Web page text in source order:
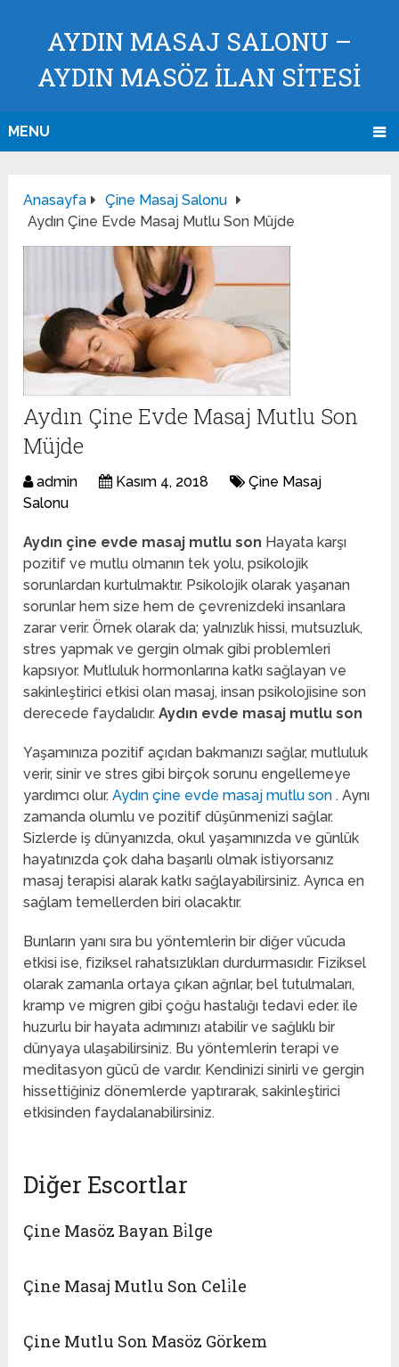
AYDIN MASAJ SALONU –
AYDIN MASÖZ İLAN SİTESİ
MENU
Anasayfa
Çine Masaj Salonu
Aydın Çine Evde Masaj Mutlu Son Müjde
Aydın Çine Evde Masaj Mutlu Son
Müjde
admin Kasım 4, 2018
Çine Masaj
Salonu
Aydın çine evde masaj mutlu son Hayata karşı
pozitif ve mutlu olmanın tek yolu, psikolojik
sorunlardan kurtulmaktır. Psikolojik olarak yaşanan
sorunlar hem size hem de çevrenizdeki insanlara
zarar verir. Örnek olarak da; yalnızlık hissi, mutsuzluk,
stres yapmak ve gergin olmak gibi problemleri
kapsıyor. Mutluluk hormonlarına katkı sağlayan ve
sakinleştirici etkisi olan masaj, insan psikolojisine son
derecede faydalıdır.Aydın evde masaj mutlu son
Yaşamınıza pozitif açıdan bakmanızı sağlar, mutluluk
verir, sinir ve stres gibi birçok sorunu engellemeye
yardımcı olur.Aydın çine evde masaj mutlu son. Aynı
zamanda olumlu ve pozitif düşünmenizi sağlar.
Sizlerde iş dünyanızda, okul yaşamınızda ve günlük
hayatınızda çok daha başarılı olmak istiyorsanız
masaj terapisi alarak katkı sağlayabilirsiniz. Ayrıca en
sağlam temellerden biri olacaktır.
Bunların yanı sıra bu yöntemlerin bir diğer vücuda
etkisi ise, fiziksel rahatsızlıkları durdurmasıdır. Fiziksel
olarak zamanla ortaya çıkan ağrılar, bel tutulmaları,
kramp ve migren gibi çoğu hastalığı tedavi eder. ile
huzurlu bir hayata adımınızı atabilir ve sağlıklı bir
dünyaya ulaşabilirsiniz. Bu yöntemlerin terapi ve
meditasyon gücü de vardır. Kendinizi sinirli ve gergin
hissettiğiniz dönemlerde yaptırarak, sakinleştirici
etkisinden faydalanabilirsiniz.
Diğer Escortlar
Çine Masöz Bayan Bi̇lge
Çine Masaj Mutlu Son Celi̇le
Çine Mutlu Son Masöz Görkem